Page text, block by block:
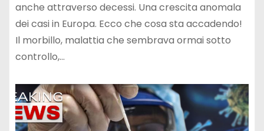
anche attraverso decessi. Una crescita anomala
dei casi in Europa. Ecco che cosa sta accadendo!
Il morbillo, malattia che sembrava ormai sotto
controllo,…